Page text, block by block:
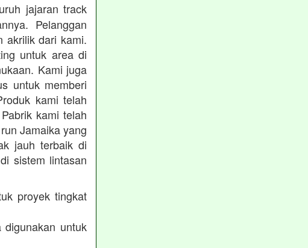
jajaran track
Pelanggan
akrilik dari kami.
untuk area di
Kami juga
untuk memberi
kami telah
kami telah
Jamaika yang
jauh terbaik di
sistem lintasan
proyek tingkat
untuk